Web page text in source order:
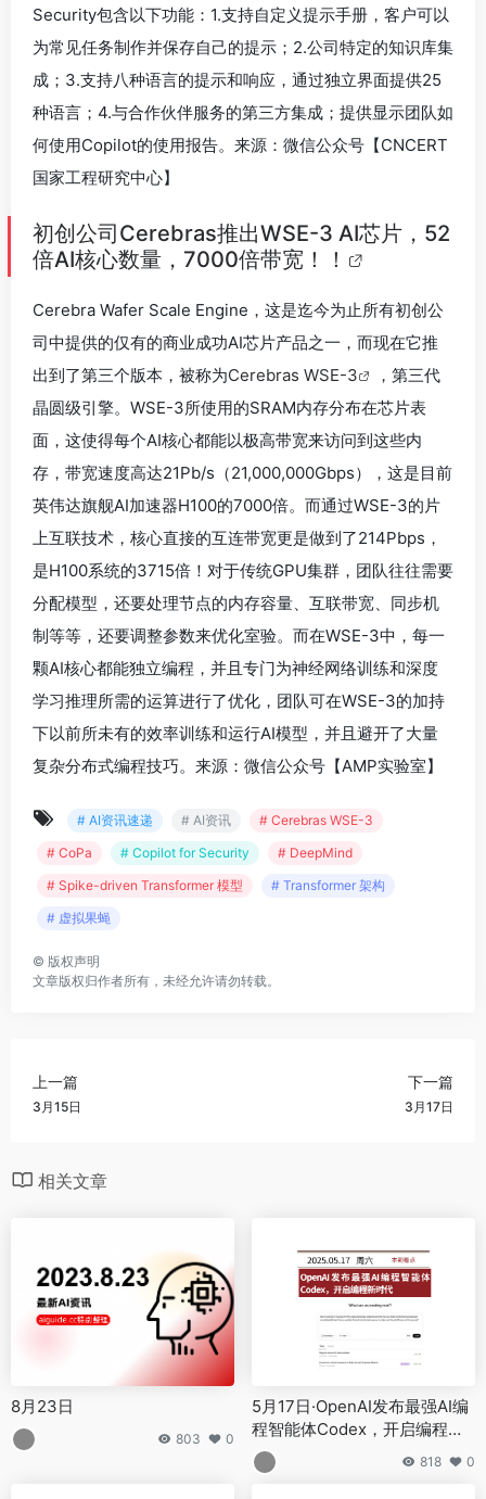
Security包含以下功能：1.支持自定义提示手册，客户可以
为常见任务制作并保存自己的提示；2.公司特定的知识库集
成；3.支持八种语言的提示和响应，通过独立界面提供25
种语言；4.与合作伙伴服务的第三方集成；提供显示团队如
何使用Copilot的使用报告。来源：微信公众号【CNCERT
国家工程研究中心】
初创公司Cerebras推出WSE-3 AI芯片，52
倍AI核心数量，7000倍带宽！！
Cerebra Wafer Scale Engine，这是迄今为止所有初创公
司中提供的仅有的商业成功AI芯片产品之一，而现在它推
出到了第三个版本，被称为Cerebras WSE-3
，第三代
晶圆级引擎。WSE-3所使用的SRAM内存分布在芯片表
面，这使得每个AI核心都能以极高带宽来访问到这些内
存，带宽速度高达21Pb/s（21,000,000Gbps），这是目前
英伟达旗舰AI加速器H100的7000倍。而通过WSE-3的片
上互联技术，核心直接的互连带宽更是做到了214Pbps，
是H100系统的3715倍！对于传统GPU集群，团队往往需要
分配模型，还要处理节点的内存容量、互联带宽、同步机
制等等，还要调整参数来优化室验。而在WSE-3中，每一
颗AI核心都能独立编程，并且专门为神经网络训练和深度
学习推理所需的运算进行了优化，团队可在WSE-3的加持
下以前所未有的效率训练和运行AI模型，并且避开了大量
复杂分布式编程技巧。来源：微信公众号【AMP实验室】
# AI资讯速递 # AI资讯
# Cerebras WSE-3
# CoPa
# Copilot for Security
# DeepMind
# Spike-driven Transformer 模型
# Transformer 架构
# 虚拟果蝇
© 版权声明
文章版权归作者所有，未经允许请勿转载。
上一篇
3月15日
下一篇
3月17日
相关文章
8月23日
803 0
5月17日·OpenAI发布最强AI编
程智能体Codex，开启编程新
时代
818 0